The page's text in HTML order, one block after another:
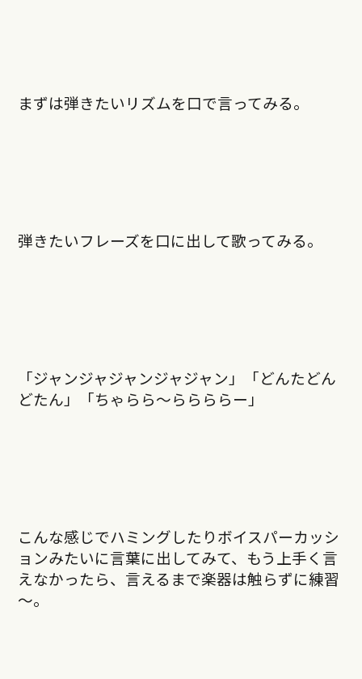
まずは弾きたいリズムを口で言ってみる。
弾きたいフレーズを口に出して歌ってみる。
「ジャンジャジャンジャジャン」「どんたどん
どたん」「ちゃらら～ららららー」
こんな感じでハミングしたりボイスパーカッシ
ョンみたいに言葉に出してみて、もう上手く言
えなかったら、言えるまで楽器は触らずに練習
～。